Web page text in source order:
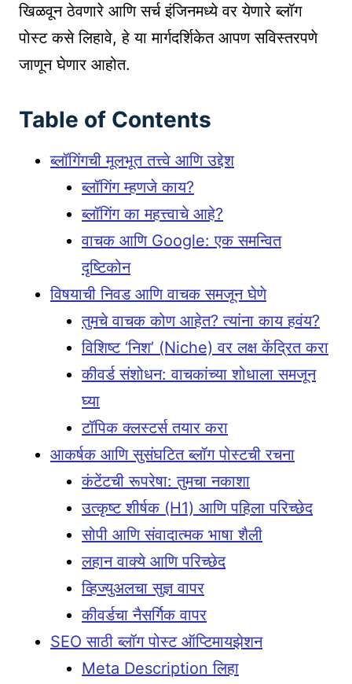
खिळवून ठेवणारे आणि सर्च इंजिनमध्ये वर येणारे ब्लॉग
पोस्ट कसे लिहावे, हे या मार्गदर्शिकेत आपण सविस्तरपणे
जाणून घेणार आहोत.
Table of Contents
ब्लॉगिंगची मूलभूत तत्त्वे आणि उद्देश
ब्लॉगिंग म्हणजे काय?
ब्लॉगिंग का महत्त्वाचे आहे?
वाचक आणि Google: एक समन्वित
दृष्टिकोन
विषयाची निवड आणि वाचक समजून घेणे
तुमचे वाचक कोण आहेत? त्यांना काय हवंय?
विशिष्ट ‘निश’ (Niche) वर लक्ष केंद्रित करा
कीवर्ड संशोधन: वाचकांच्या शोधाला समजून
घ्या
टॉपिक क्लस्टर्स तयार करा
आकर्षक आणि सुसंघटित ब्लॉग पोस्टची रचना
कंटेंटची रूपरेषा: तुमचा नकाशा
उत्कृष्ट शीर्षक (H1) आणि पहिला परिच्छेद
सोपी आणि संवादात्मक भाषा शैली
लहान वाक्ये आणि परिच्छेद
व्हिज्युअलचा सुज्ञ वापर
कीवर्डचा नैसर्गिक वापर
SEO साठी ब्लॉग पोस्ट ऑप्टिमायझेशन
Meta Description लिहा